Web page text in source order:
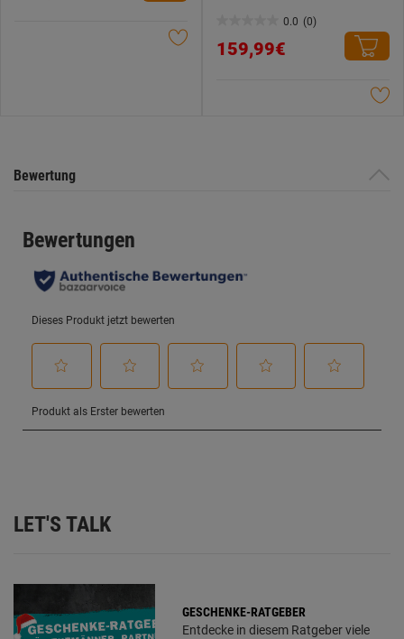
0.0 (0)
von
159,99€
Bewertung
LET'S TALK
GESCHENKE-RATGEBER
Entdecke in diesem Ratgeber viele